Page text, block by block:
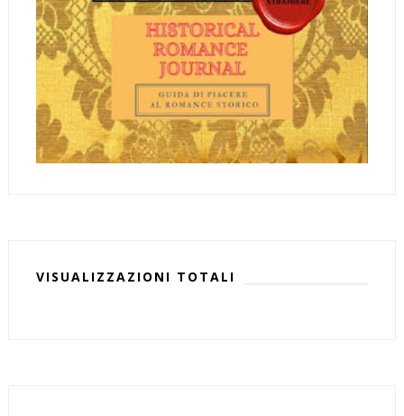
VISUALIZZAZIONI TOTALI